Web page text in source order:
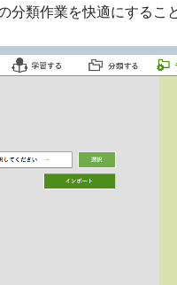
分類作業を快適にするこ